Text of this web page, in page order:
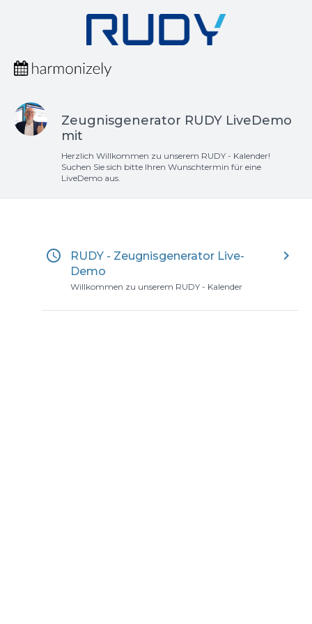
Zeugnisgenerator RUDY LiveDemo
mit
Herzlich Willkommen zu unserem RUDY - Kalender!
Suchen Sie sich bitte Ihren Wunschtermin für eine
LiveDemo aus.
access_time
RUDY - Zeugnisgenerator Live-
Demo
Willkommen zu unserem RUDY - Kalender
keyboard_arrow_right